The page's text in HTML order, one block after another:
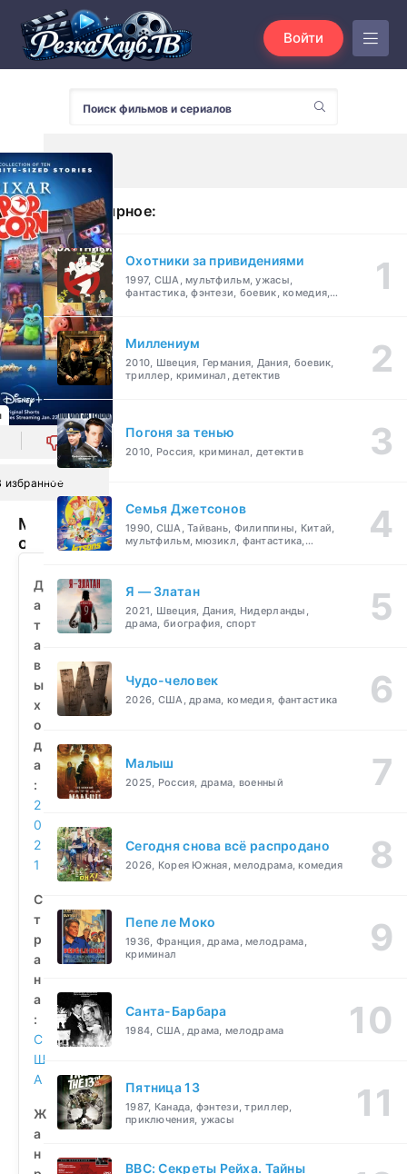
Войти
0
избранное
Мультяшки
от
(2021)
смотреть
бесплатно
Д
а
т
а
в
ы
х
о
д
а
:
2
0
2
1
С
т
р
а
н
а
:
С
Ш
А
Ж
а
н
Популярное:
Охотники за привидениями
1997, США, мультфильм, ужасы,
фантастика, фэнтези, боевик, комедия,
Миллениум
2010, Швеция, Германия, Дания, боевик,
триллер, криминал, детектив
Погоня за тенью
2010, Россия, криминал, детектив
Семья Джетсонов
1990, США, Тайвань, Филиппины, Китай,
мультфильм, мюзикл, фантастика,
Я — Златан
2021, Швеция, Дания, Нидерланды,
драма, биография, спорт
Чудо-человек
2026, США, драма, комедия, фантастика
Малыш
2025, Россия, драма, военный
Сегодня снова всё распродано
2026, Корея Южная, мелодрама, комедия
Пепе ле Моко
1936, Франция, драма, мелодрама,
криминал
Санта-Барбара
1984, США, драма, мелодрама
Пятница 13
1987, Канада, фэнтези, триллер,
приключения, ужасы
BBC: Секреты Рейха. Тайны